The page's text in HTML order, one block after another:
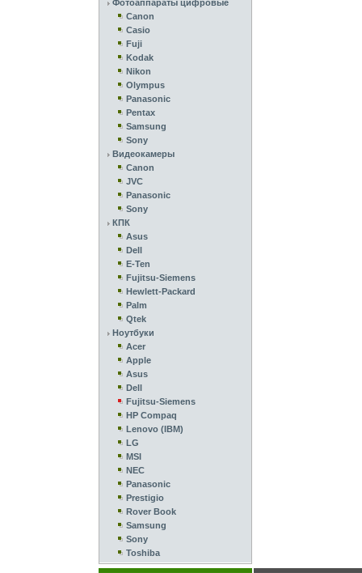
Фотоаппараты цифровые
Canon
Casio
Fuji
Kodak
Nikon
Olympus
Panasonic
Pentax
Samsung
Sony
Видеокамеры
Canon
JVC
Panasonic
Sony
КПК
Asus
Dell
E-Ten
Fujitsu-Siemens
Hewlett-Packard
Palm
Qtek
Ноутбуки
Acer
Apple
Asus
Dell
Fujitsu-Siemens
HP Compaq
Lenovo (IBM)
LG
MSI
NEC
Panasonic
Prestigio
Rover Book
Samsung
Sony
Toshiba